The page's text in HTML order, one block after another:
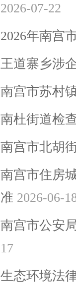
2026-07-22
2026年南宫
王道寨乡涉
南宫市苏村
南杜街道检
南宫市北胡
南宫市住房
准 2026-06-
南宫市公安
17
生态环境法